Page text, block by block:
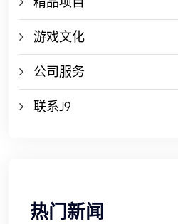
游戏文化
公司服务
联系J9
热门新闻